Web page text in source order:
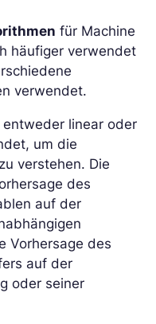
für Machine
häufiger verwendet
verwendet.
entweder linear oder
um die
verstehen. Die
des
auf der
Vorhersage des
auf der
oder seiner